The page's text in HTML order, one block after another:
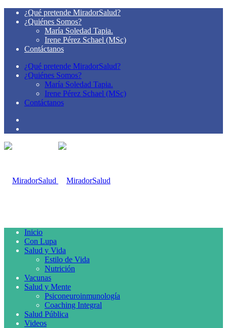
¿Qué pretende MiradorSalud?
¿Quiénes Somos?
María Soledad Tapia.
Irene Pérez Schael (MSc)
Contáctanos
¿Qué pretende MiradorSalud?
¿Quiénes Somos?
María Soledad Tapia.
Irene Pérez Schael (MSc)
Contáctanos
Inicio
Con Lupa
Salud y Vida
Estilo de Vida
Nutrición
Vacunas
Salud y Mente
Psiconeuroinmunología
Coaching Integral
Salud Pública
Videos